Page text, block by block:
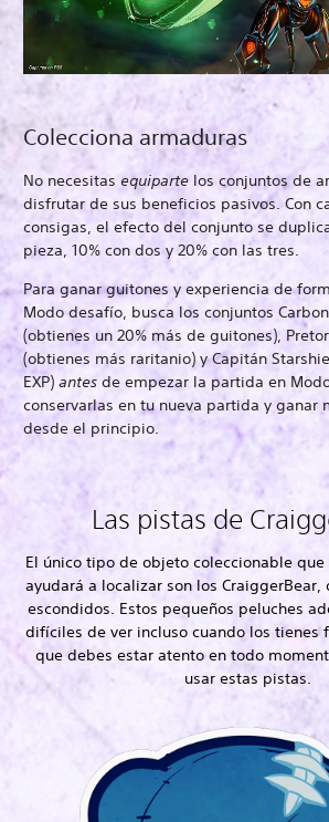
Colecciona armaduras
No necesitas equiparte los conjuntos de
disfrutar de sus beneficios pasivos. Con
consigas, el efecto del conjunto se
pieza, 10% con dos y 20% con las tres.
Para ganar guitones y experiencia de
Modo desafío, busca los conjuntos
(obtienes un 20% más de guitones),
(obtienes más raritanio) y Capitán
EXP) antes de empezar la partida en
conservarlas en tu nueva partida y ganar
desde el principio.
Las pistas de
El único tipo de objeto coleccionable
ayudará a localizar son los
escondidos. Estos pequeños peluches
difíciles de ver incluso cuando los tienes
que debes estar atento en todo
usar estas pistas.